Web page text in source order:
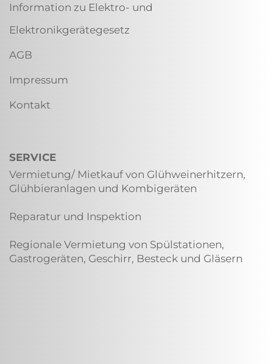
Information zu Elektro- und
Elektronikgerätegesetz
AGB
Impressum
Kontakt
SERVICE
Vermietung/ Mietkauf von Glühweinerhitzern,
Glühbieranlagen und Kombigeräten
Reparatur und Inspektion
Regionale Vermietung von Spülstationen,
Gastrogeräten, Geschirr, Besteck und Gläsern